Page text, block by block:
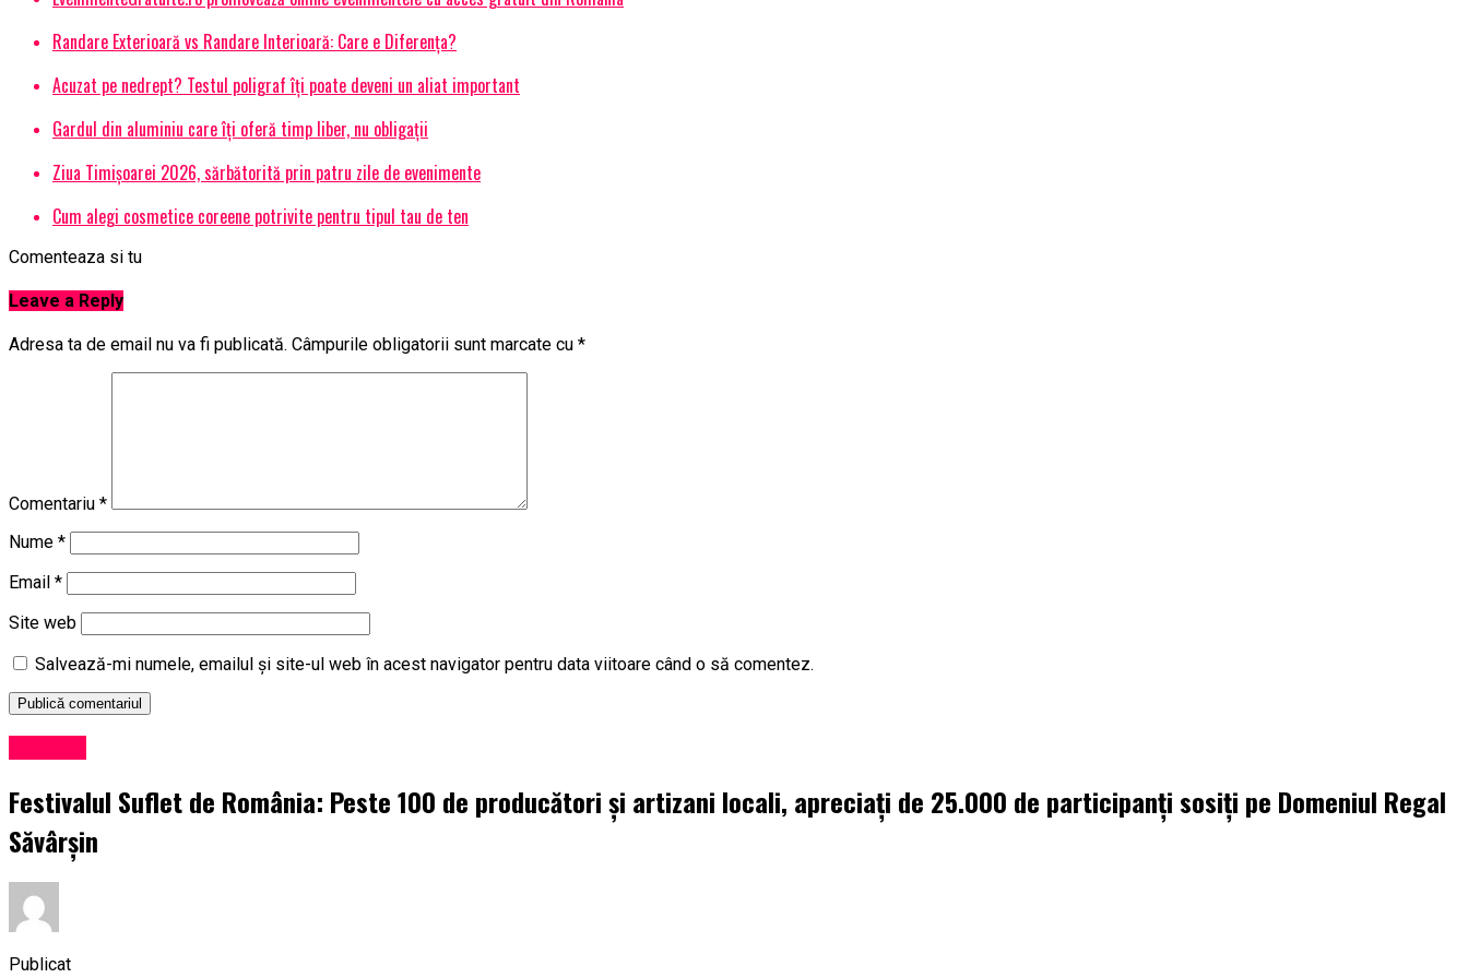
Randare Exterioară vs Randare Interioară: Care e Diferența?
Acuzat pe nedrept? Testul poligraf îţi poate deveni un aliat important
Gardul din aluminiu care îți oferă timp liber, nu obligații
Ziua Timișoarei 2026, sărbătorită prin patru zile de evenimente
Cum alegi cosmetice coreene potrivite pentru tipul tau de ten
Comenteaza si tu
Leave a Reply
Adresa ta de email nu va fi publicată. Câmpurile obligatorii sunt marcate cu *
Comentariu *
Nume *
Email *
Site web
Salvează-mi numele, emailul și site-ul web în acest navigator pentru data viitoare când o să comentez.
Festivalul Suflet de România: Peste 100 de producători și artizani locali, apreciați de 25.000 de participanți sosiți pe Domeniul Regal
Săvârșin
Publicat